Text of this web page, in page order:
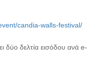
candia-walls-festival/
δύο δελτία εισόδου ανά e-